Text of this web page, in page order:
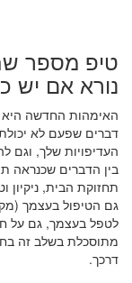
טיפ מספר
נורא אם יש
האימהות החדשה היא
דברים שפעם לא
העדיפויות שלך, וגם
בין הדברים שכנראה
תחזוקת הבית, ניקיון
גם הטיפול בעצמך
לטפל בעצמך, גם על
מתוסכלת בשלב זה
דרכך.